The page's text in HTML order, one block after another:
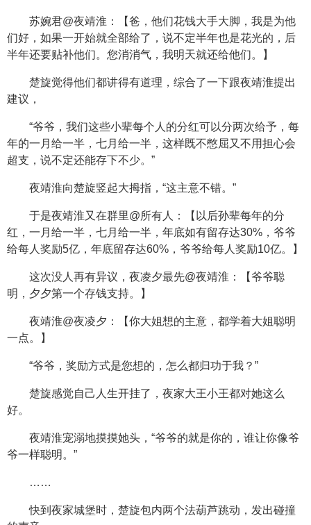
苏婉君@夜靖淮：【爸，他们花钱大手大脚，我是为他
们好，如果一开始就全部给了，说不定半年也是花光的，后
半年还要贴补他们。您消消气，我明天就还给他们。】
楚旋觉得他们都讲得有道理，综合了一下跟夜靖淮提出
建议，
“爷爷，我们这些小辈每个人的分红可以分两次给予，每
年的一月给一半，七月给一半，这样既不憋屈又不用担心会
超支，说不定还能存下不少。”
夜靖淮向楚旋竖起大拇指，“这主意不错。”
于是夜靖淮又在群里@所有人：【以后孙辈每年的分
红，一月给一半，七月给一半，年底如有留存达30%，爷爷
给每人奖励5亿，年底留存达60%，爷爷给每人奖励10亿。】
这次没人再有异议，夜凌夕最先@夜靖淮：【爷爷聪
明，夕夕第一个存钱支持。】
夜靖淮@夜凌夕：【你大姐想的主意，都学着大姐聪明
一点。】
“爷爷，奖励方式是您想的，怎么都归功于我？”
楚旋感觉自己人生开挂了，夜家大王小王都对她这么
好。
夜靖淮宠溺地摸摸她头，“爷爷的就是你的，谁让你像爷
爷一样聪明。”
……
快到夜家城堡时，楚旋包内两个法葫芦跳动，发出碰撞